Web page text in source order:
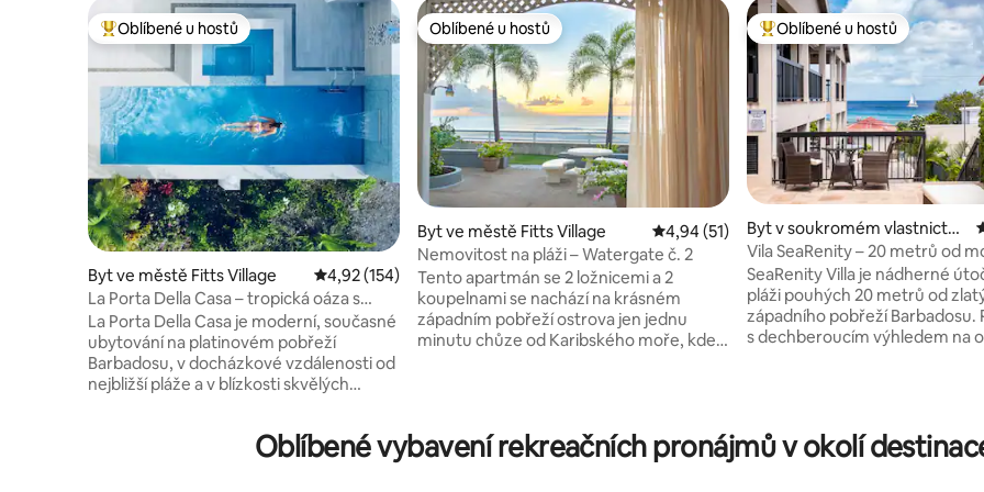
Nejlepší v kategorii Oblíbené u hostů
Oblíbené u hostů
Byt ve městě Fitts Village Průměrné hodnocení 4,92 z 5, 154 hodnocení
4,92 (154)
La Porta Della Casa – tropická oáza s
výhledem na moře
La Porta Della Casa je moderní, současné
ubytování na platinovém pobřeží
Barbadosu, v docházkové vzdálenosti od
nejbližší pláže a v blízkosti skvělých
jmenovali alespoň některé. 7 minut jízdy
Oblíbené u hostů
Oblíbené u hostů
Byt ve městě Fitts Village Průměrné hodnocení 4,94 z 5, 51 hodnocení
4,94 (51)
Nemovitost na pláži – Watergate č. 2
Tento apartmán se 2 ložnicemi a 2
koupelnami se nachází na krásném
západním pobřeží ostrova jen jednu
minutu chůze od Karibského moře, kde
a prádelním zařízením,
vysokorychlostním internetem a wifi,
Nejlepší v kategorii Oblíbené u
Oblíbené u hostů
Byt v soukromém vlastnictví
ve městě Fitts Village
Vila SeaRenity – 20 metrů od
SeaRenity Villa je nádherné
pláži pouhých 20 metrů od
západního pobřeží Barbadosu.
s dechberoucím výhledem na
vybavení. Díky centrální poloze
kroků od restaurací, obchodu
Oblíbené vybavení rekreačních pronájmů v okolí